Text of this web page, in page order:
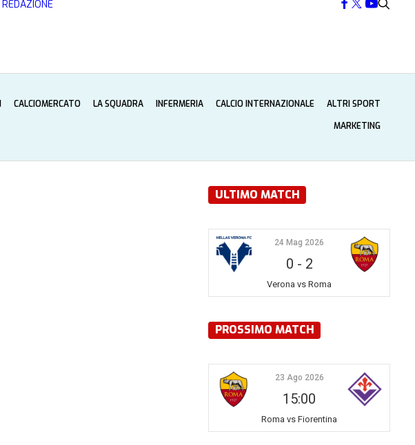
REDAZIONE
CALCIOMERCATO LA SQUADRA INFERMERIA CALCIO INTERNAZIONALE
ALTRI SPORT
MARKETING
ULTIMO MATCH
24 Mag 2026
0 - 2
Verona vs Roma
PROSSIMO MATCH
23 Ago 2026
15:00
Roma vs Fiorentina